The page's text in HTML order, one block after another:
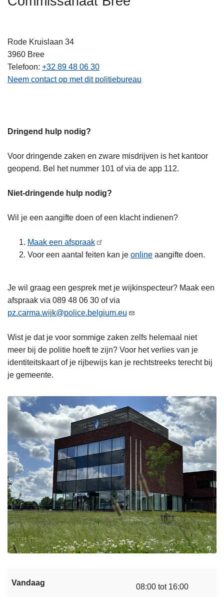
Rode Kruislaan 34
3960 Bree
Telefoon +32 89 48 06 30
Neem contact op met dit politiebureau
Dringend hulp nodig?
Voor dringende zaken en zware misdrijven is het kantoor
geopend. Bel het nummer 101 of via de app 112.
Niet-dringende hulp nodig?
Wil je een aangifte doen of een klacht indienen?
Maak een afspraak
Voor een aantal feiten kan je online aangifte doen.
Je wil graag een gesprek met je wijkinspecteur? Maak een
afspraak via 089 48 06 30 of via
pz.carma.wijk@police.belgium.eu
Wist je dat je voor sommige zaken zelfs helemaal niet
meer bij de politie hoeft te zijn? Voor het verlies van je
identiteitskaart of je rijbewijs kan je rechtstreeks terecht bij
je gemeente.
Vandaag 08:00 tot 16:00